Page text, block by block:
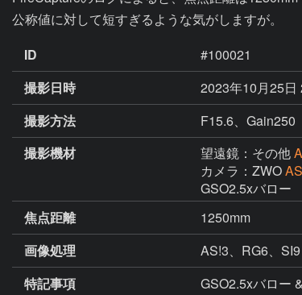
公称値に対して短すぎるような気がしますが。
ID
#100021
撮影日時
2023年10月25日
撮影方法
F15.6、Gain250
撮影機材
望遠鏡：その他
カメラ：ZWO
GSO2.5xバロー
焦点距離
1250mm
画像処理
AS!3、RG6、SI9
特記事項
GSO2.5xバロー